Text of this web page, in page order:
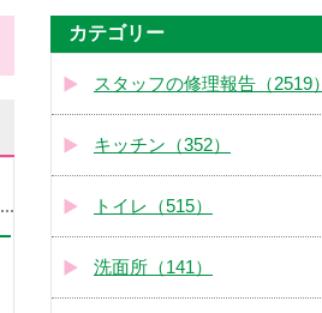
カテゴリー
スタッフの修理報告（2519）
キッチン（352）
トイレ（515）
洗面所（141）